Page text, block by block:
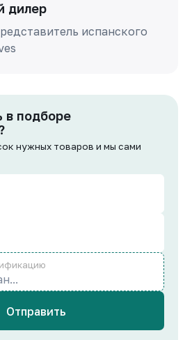
дилер
испанского
подборе
нужных товаров и мы сами
Отправить